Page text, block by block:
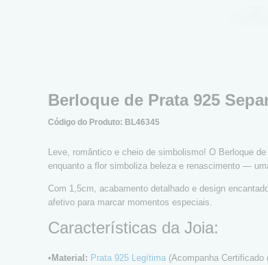
Berloque de Prata 925
Código do Produto: BL46345
Leve, romântico e cheio de simbolismo! O Berloque de
enquanto a flor simboliza beleza e renascimento —
Com 1,5cm, acabamento detalhado e design
afetivo para marcar momentos especiais.
Características da Joia:
•Material: Prata 925 Legítima (Acompanha Certificado